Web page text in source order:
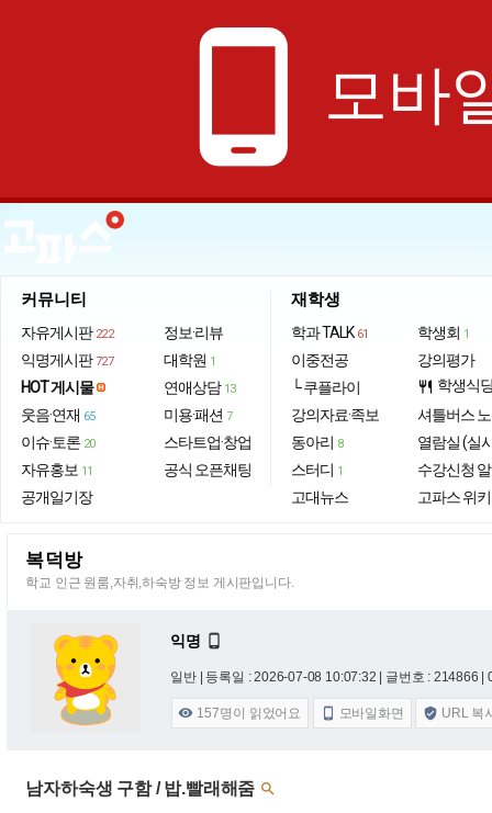
phone_android 모바
커뮤니티
자유게시판 222
익명게시판 727
HOT 게시물
웃음·연재 65
이슈·토론 20
자유홍보 11
공개일기장
정보·리뷰
대학원 1
연애상담 13
미용·패션 7
스타트업·창업
공식 오픈채팅
재학생
학과 TALK 61
이중전공
└ 쿠플라이
강의자료·족보
동아리 8
스터디 1
고대뉴스
학생회 1
강의평가
restaurant 학생식
셔틀버스
열람실 (실
수강신청
고파스 위키
복덕방
학교 인근 원룸,자취,하숙방 정보 게시판입니다.
익명 
일반 | 등록일 : 2026-07-08 10:07:32 | 글번호 : 214866 |
 157명이 읽었어요  모바일화면  URL 복
남자하숙생 구함 / 밥.빨래해줌 